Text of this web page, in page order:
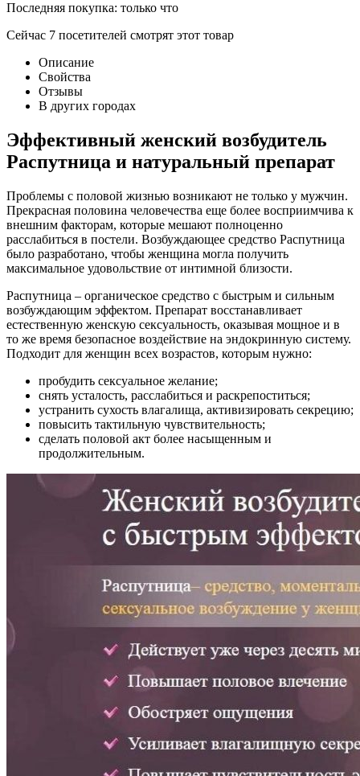
Последняя покупка: только что
Сейчас 7 посетителей смотрят этот товар
Описание
Свойства
Отзывы
В других городах
Эффективный женский возбудитель
Распутница и натуральный препарат
Проблемы с половой жизнью возникают не только у мужчин.
Прекрасная половина человечества еще более восприимчива к
внешним факторам, которые мешают полноценно
расслабиться в постели. Возбуждающее средство Распутница
было разработано, чтобы женщина могла получить
максимальное удовольствие от интимной близости.
Распутница – органическое средство с быстрым и сильным
возбуждающим эффектом. Препарат восстанавливает
естественную женскую сексуальность, оказывая мощное и в
то же время безопасное воздействие на эндокринную систему.
Подходит для женщин всех возрастов, которым нужно:
пробудить сексуальное желание;
снять усталость, расслабиться и раскрепоститься;
устранить сухость влагалища, активизировать секрецию;
повысить тактильную чувствительность;
сделать половой акт более насыщенным и
продолжительным.